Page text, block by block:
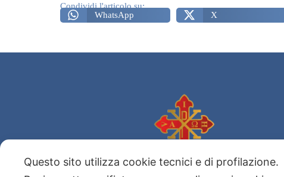
Condividi l'articolo su:
WhatsApp
X
Sacro Militare Ordine
Questo sito utilizza cookie tecnici e di profilazione.